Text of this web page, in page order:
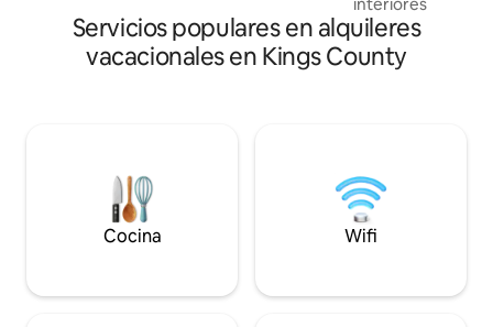
Smart TV + Xbox y wifi de 334 Mbps!
Capacidad para 4 personas
cómodamente. Tu base de operaciones
líneas B/Q y del Bajo Manhattan en 20
minutos. A poca distancia a pie de
restaurantes, bares de vinos y
1 baño y 1 medio.
+ lavadora/
incluidas. 🅿️ Estacionamiento privado
¡Reserve ahora y
necesita! ¡Le damos la bienvenida a su
HOGAR lejos de
Servicios populares en alquileres
vacacionales en Kings County
Cocina Wifi